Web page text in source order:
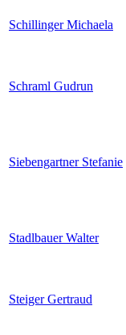
Schillinger Michaela
Schraml Gudrun
Siebengartner Stefanie
Stadlbauer Walter
Steiger Gertraud